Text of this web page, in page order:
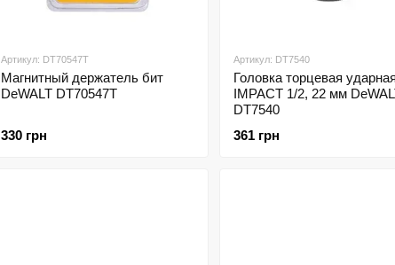
Артикул: DT70547T
Магнитный держатель бит
DeWALT DT70547T
330 грн
Артикул: DT7540
Головка торцевая ударная
IMPACT 1/2, 22 мм
DT7540
361 грн